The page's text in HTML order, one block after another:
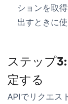
ションを取
出すときに
ステップ
定する
APIでリクエス